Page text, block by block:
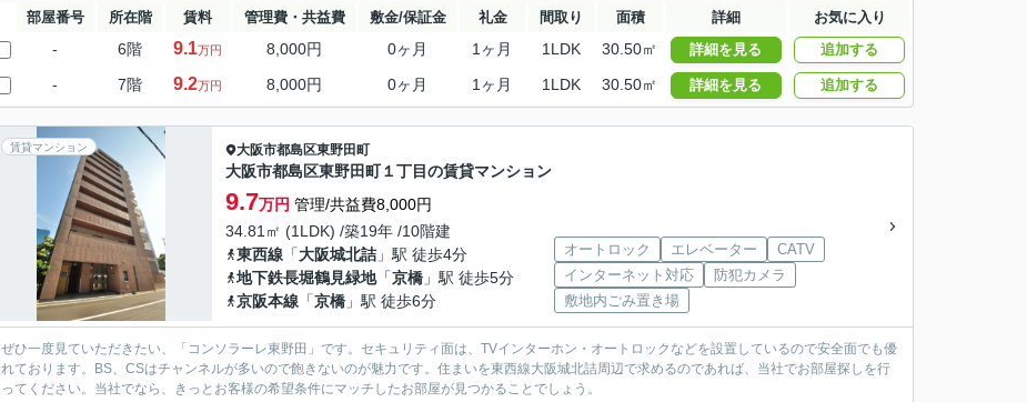
部屋番号 所在階 賃料 管理費・共益費 敷金/保証金 礼金 間取り 面積 詳細 お気に入り
- 6階 9.1万円 8,000円 0ヶ月 1ヶ月 1LDK 30.50㎡ 詳細を見る 追加する
- 7階 9.2万円 8,000円 0ヶ月 1ヶ月 1LDK 30.50㎡ 詳細を見る 追加する
賃貸マンション 大阪市都島区東野田町
大阪市都島区東野田町１丁目の賃貸マンション
9.7万円 管理/共益費8,000円
34.81㎡ (1LDK) /築19年 /10階建
東西線 「大阪城北詰 」駅 徒歩4分
地下鉄長堀鶴見緑地「京橋 」駅 徒歩5分
京阪本線 「京橋 」駅 徒歩6分
オートロック エレベーター
CATV
インターネット対応
防犯カメラ
敷地内ごみ置き場
ぜひ一度見ていただきたい、「コンソラーレ東野田」です。セキュリティ面は、TVインターホン・オートロックなどを設置しているので安全面でも優
れております。BS、CSはチャンネルが多いので飽きないのが魅力です。住まいを東西線大阪城北詰周辺で求めるのであれば、当社でお部屋探しを行
ってください。当社でなら、きっとお客様の希望条件にマッチしたお部屋が見つかることでしょう。